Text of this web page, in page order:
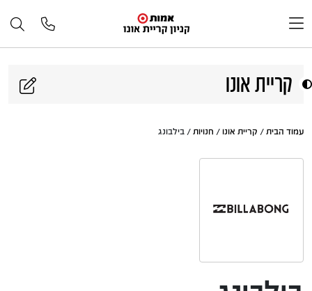
קריית אונו
עמוד הבית / קריית אונו / חנויות / בילבונג